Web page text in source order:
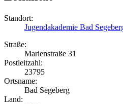
Standort:
Jugendakademie Bad
Straße:
Marienstraße 31
Postleitzahl:
23795
Ortsname:
Bad Segeberg
Land: